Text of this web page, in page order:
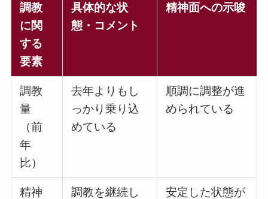
調教
に関
する
要素
具体的な状
態・コメント
精神面への示唆
調教
量
（前
年
比）
去年よりもし
っかり乗り込
めている
順調に調整が進
められている
精神
調教を継続し
安定した状態が